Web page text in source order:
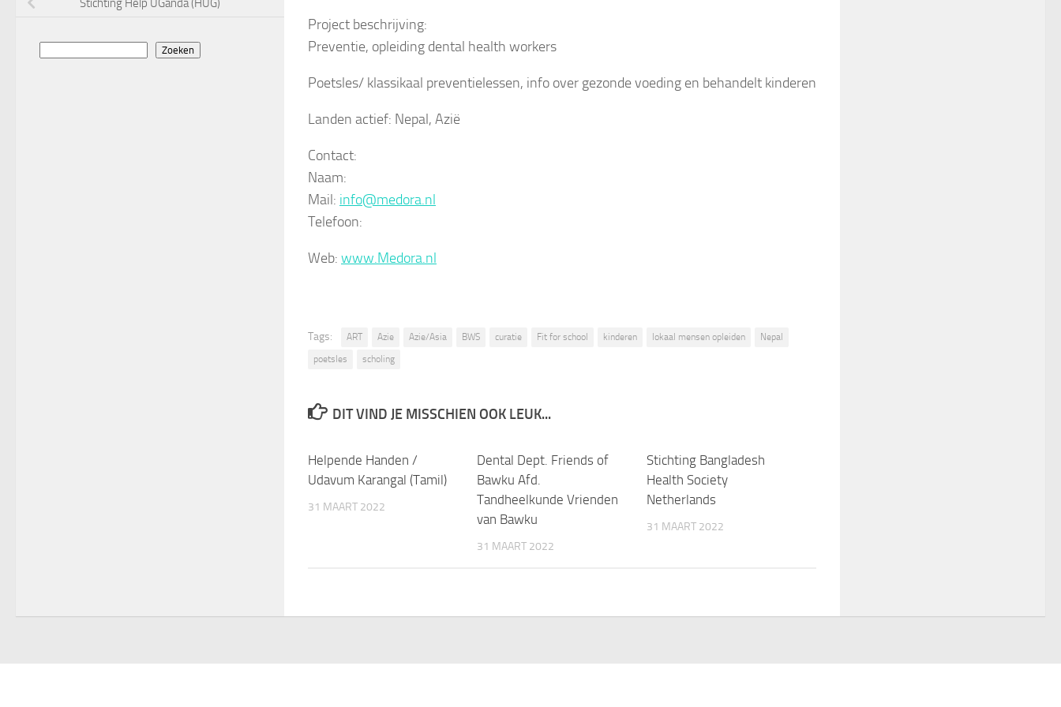
Project beschrijving:
Preventie, opleiding dental health workers
Poetsles/ klassikaal preventielessen, info over gezonde voeding en behandelt kinderen
Landen actief: Nepal, Azië
Contact:
Naam:
Mail: info@medora.nl
Telefoon:
Web: www.Medora.nl
Tags: ART Azie Azie/Asia BWS curatie Fit for school kinderen lokaal mensen opleiden
Nepal
poetsles
scholing
DIT VIND JE MISSCHIEN OOK LEUK...
Helpende Handen /
Udavum Karangal (Tamil)
31 MAART 2022
Dental Dept. Friends of
Bawku Afd.
Tandheelkunde Vrienden
van Bawku
31 MAART 2022
Stichting Bangladesh
Health Society
Netherlands
31 MAART 2022
Stichting Help UGanda (HUG)
Zoeken